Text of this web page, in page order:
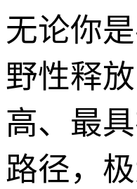
无论你
野性释
高、最
路径，